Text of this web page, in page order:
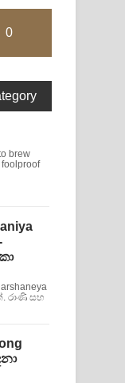
0
brew
foolproof
රාණි සහ